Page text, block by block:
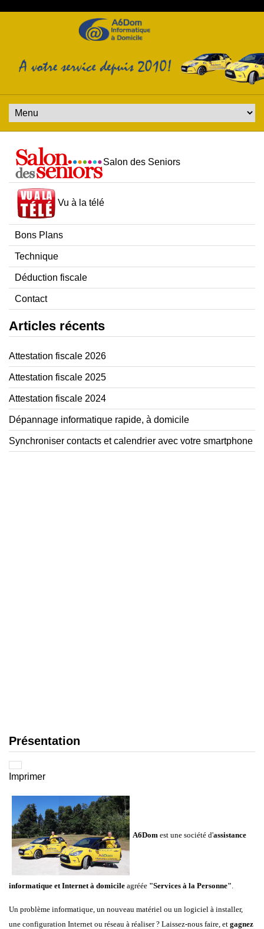
Salon des Seniors
Vu à la télé
Bons Plans
Technique
Déduction fiscale
Contact
Articles récents
Attestation fiscale 2026
Attestation fiscale 2025
Attestation fiscale 2024
Dépannage informatique rapide, à domicile
Synchroniser contacts et calendrier avec votre smartphone
Présentation
Imprimer
A6Dom est une société d'assistance
informatique et Internet à domicile agréée "Services à la Personne".
Un problème informatique, un nouveau matériel ou un logiciel à installer,
une configuration Internet ou réseau à réaliser ? Laissez-nous faire, et gagnez